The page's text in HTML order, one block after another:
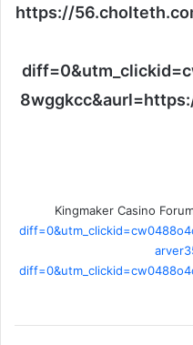
https://
Kingmaker Casino